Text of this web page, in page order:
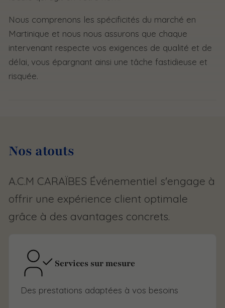
Nous comprenons les spécificités du marché en
Martinique et nous nous assurons que chaque
intervenant respecte vos exigences de qualité et de
délai, vous épargnant ainsi une tâche fastidieuse et
risquée.
Nos atouts
A.C.M CARAÏBES Événementiel s'engage à
offrir une expérience client optimale
grâce à des avantages concrets.
Services sur mesure
Des prestations adaptées à vos besoins